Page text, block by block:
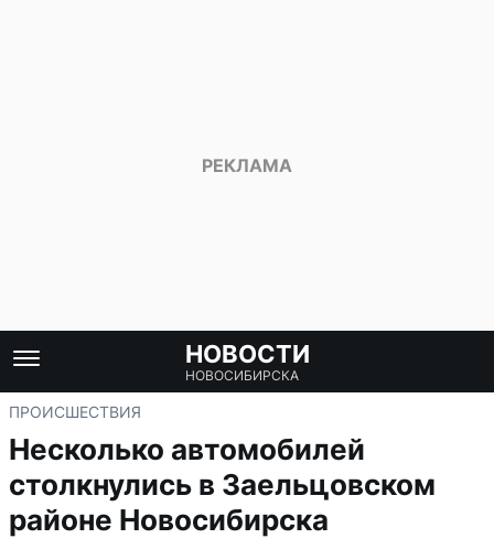
НОВОСТИ
НОВОСИБИРСКА
ПРОИСШЕСТВИЯ
Несколько автомобилей
столкнулись в Заельцовском
районе Новосибирска